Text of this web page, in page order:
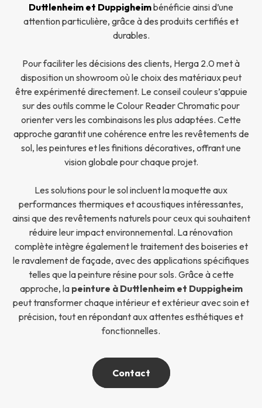
Duttlenheim et Duppigheimbénéficie ainsi d’une
attention particulière, grâce à des produits certifiés et
durables.
Pour faciliter les décisions des clients, Herga 2.0 met à
disposition un showroom où le choix des matériaux peut
être expérimenté directement. Le conseil couleur s’appuie
sur des outils comme le Colour Reader Chromatic pour
orienter vers les combinaisons les plus adaptées. Cette
approche garantit une cohérence entre les revêtements de
sol, les peintures et les finitions décoratives, offrant une
vision globale pour chaque projet.
Les solutions pour le sol incluent la moquette aux
performances thermiques et acoustiques intéressantes,
ainsi que des revêtements naturels pour ceux qui souhaitent
réduire leur impact environnemental. La rénovation
complète intègre également le traitement des boiseries et
le ravalement de façade, avec des applications spécifiques
telles que la peinture résine pour sols. Grâce à cette
approche, la peinture à Duttlenheim et Duppigheim
peut transformer chaque intérieur et extérieur avec soin et
précision, tout en répondant aux attentes esthétiques et
fonctionnelles.
Contact